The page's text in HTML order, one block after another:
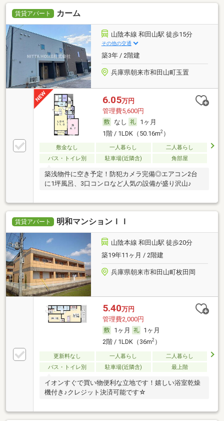
賃貸アパート カーム
山陰本線 和田山駅 徒歩15分
その他の交通
築3年 / 2階建
兵庫県朝来市和田山町玉置
6.05万円
管理費5,600円
なし
1ヶ月
1階 / 1LDK（50.16m2）
敷金なし 一人暮らし
二人暮らし
バス・トイレ別
駐車場(近隣含) 角部屋
築浅物件に空き予定！防犯カメラ完備◎エアコン2台
に1坪風呂、3口コンロなど人気の設備が盛り沢山♪
賃貸アパート 明和マンションＩＩ
山陰本線 和田山駅 徒歩20分
築19年11ヶ月 / 2階建
兵庫県朝来市和田山町枚田岡
5.40万円
管理費2,000円
1ヶ月
1ヶ月
2階 / 1LDK（36m2）
更新料なし 一人暮らし
二人暮らし
バス・トイレ別
駐車場(近隣含) 最上階
イオンすぐで買い物便利な立地です！嬉しい浴室乾燥
機付き♪クレジット決済可能です☆